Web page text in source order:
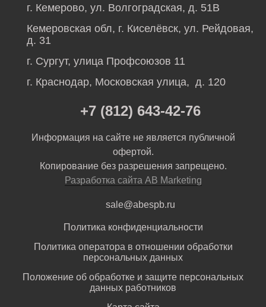
г. Кемерово, ул. Волгоградская, д. 51В
Кемеровская обл, г. Киселёвск, ул. Рейдовая,
д. 31
г. Сургут, улица Профсоюзов 11
г. Краснодар, Московская улица, д. 120
+7 (812) 643-42-76
Информация на сайте не является публичной
офертой.
Копирование без разрешения запрещено.
Разработка сайта AB Marketing
sale@abespb.ru
Политика конфиденциальности
Политика оператора в отношении обработки
персональных данных
Положение об обработке и защите персональных
данных работников